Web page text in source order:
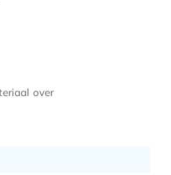
over